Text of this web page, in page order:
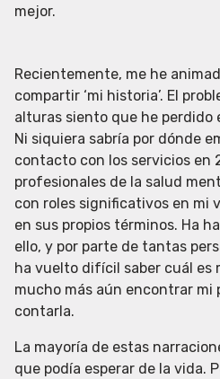
mejor.
Recientemente, me he
compartir ‘mi historia’. El
alturas siento que he perdido
Ni siquiera sabría por dónde
contacto con los servicios en
profesionales de la salud
con roles significativos en mi
en sus propios términos. Ha
ello, y por parte de tantas
ha vuelto difícil saber cuál es
mucho más aún encontrar mi
contarla.
La mayoría de estas
que podía esperar de la vida.